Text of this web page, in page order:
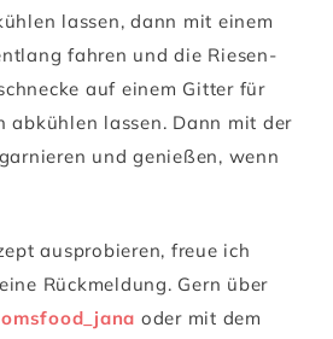
lassen, dann mit einem
fahren und die Riesen-
auf einem Gitter für
abkühlen lassen. Dann mit der
und genießen, wenn
ausprobieren, freue ich
Rückmeldung. Gern über
oder mit dem